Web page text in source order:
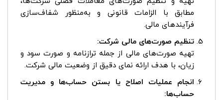
مطابق با الزامات قانونی و به‌منظور شفاف‌سازی
فرآیندهای مالی.
تنظیم صورت‌های مالی شرکت:
تهیه صورت‌های مالی از جمله ترازنامه و صورت سود و
زیان، با هدف ارائه نمای دقیق از وضعیت مالی شرکت.
انجام عملیات اصلاح یا بستن حساب‌ها و مدیریت
حساب‌ها: